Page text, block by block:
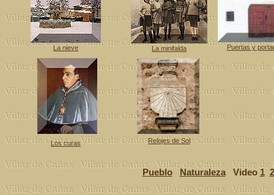
La nieve La minifalda Puertas y
Los curas Relojes de Sol
Pueblo NaturalezaVideo 1 2